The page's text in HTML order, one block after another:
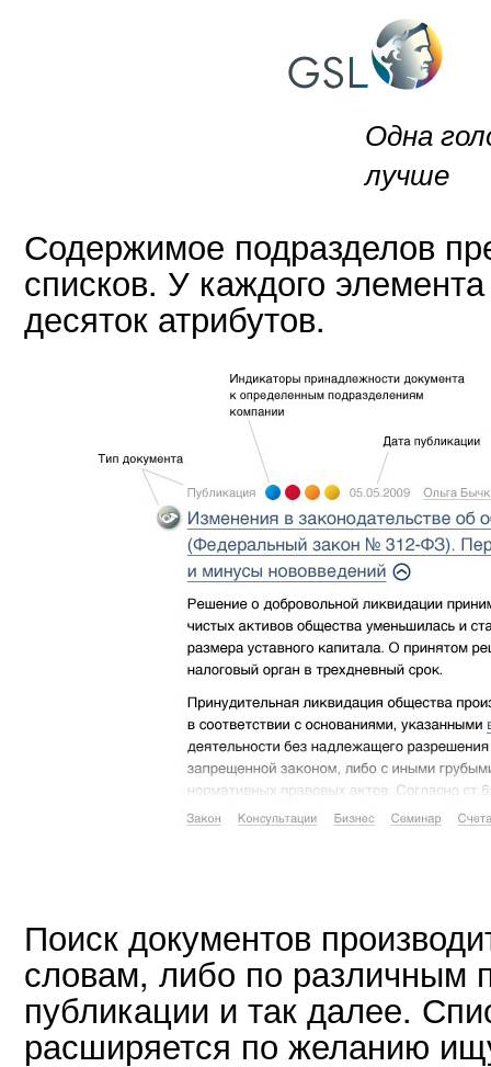
Одна
лучше
Содержимое подразделов
списков. У каждого элемента
десяток атрибутов.
Поиск документов
словам, либо по различным
публикации и так далее.
расширяется по желанию